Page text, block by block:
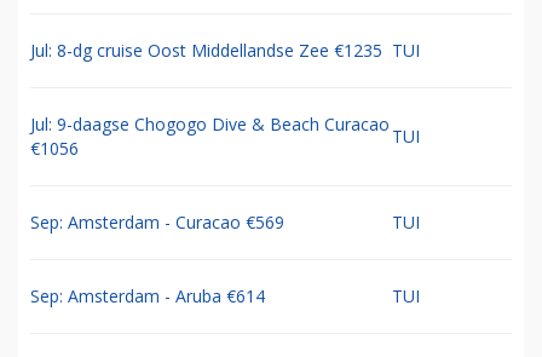
Jul: 8-dg cruise Oost Middellandse Zee €1235 TUI
Jul: 9-daagse Chogogo Dive & Beach Curacao
€1056
TUI
Sep: Amsterdam - Curacao €569 TUI
Sep: Amsterdam - Aruba €614 TUI